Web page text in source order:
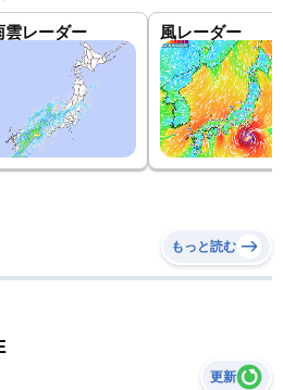
雲レーダー 風レーダー
もっと読む
更新